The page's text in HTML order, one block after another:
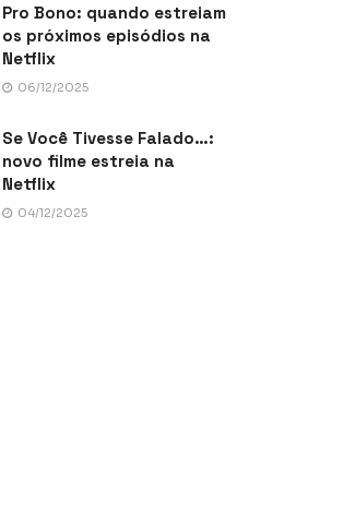
Pro Bono: quando estreiam
os próximos episódios na
Netflix
06/12/2025
Se Você Tivesse Falado…:
novo filme estreia na
Netflix
04/12/2025